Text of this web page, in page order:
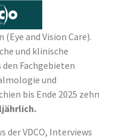
and Vision Care).
und klinische
Fachgebieten
und
bis Ende 2025 zehn
der VDCO, Interviews